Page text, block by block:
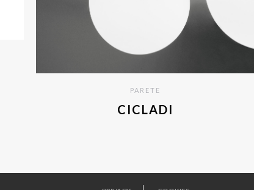
PARETE
CICLADI